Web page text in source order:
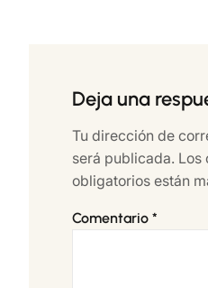
Deja una
Tu dirección de
será publicada. Los
obligatorios están
Comentario *